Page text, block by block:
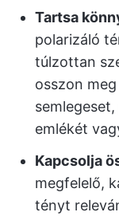
Tartsa
polarizáló
túlzottan
osszon
emlékét
Kapcsolja
megfelelő,
tényt